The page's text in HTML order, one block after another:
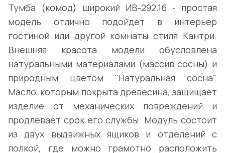
Тумба (комод) широкий ИВ-292.16 - простая
модель отлично подойдет в интерьер
гостиной или другой комнаты стиля Кантри.
Внешняя красота модели обусловлена
натуральными материалами (массив сосны) и
природным цветом "Натуральная сосна".
Масло, которым покрыта древесина, защищает
изделие от механических повреждений и
продлевает срок его службы. Модуль состоит
из двух выдвижных ящиков и отделений с
полкой, где можно грамотно расположить